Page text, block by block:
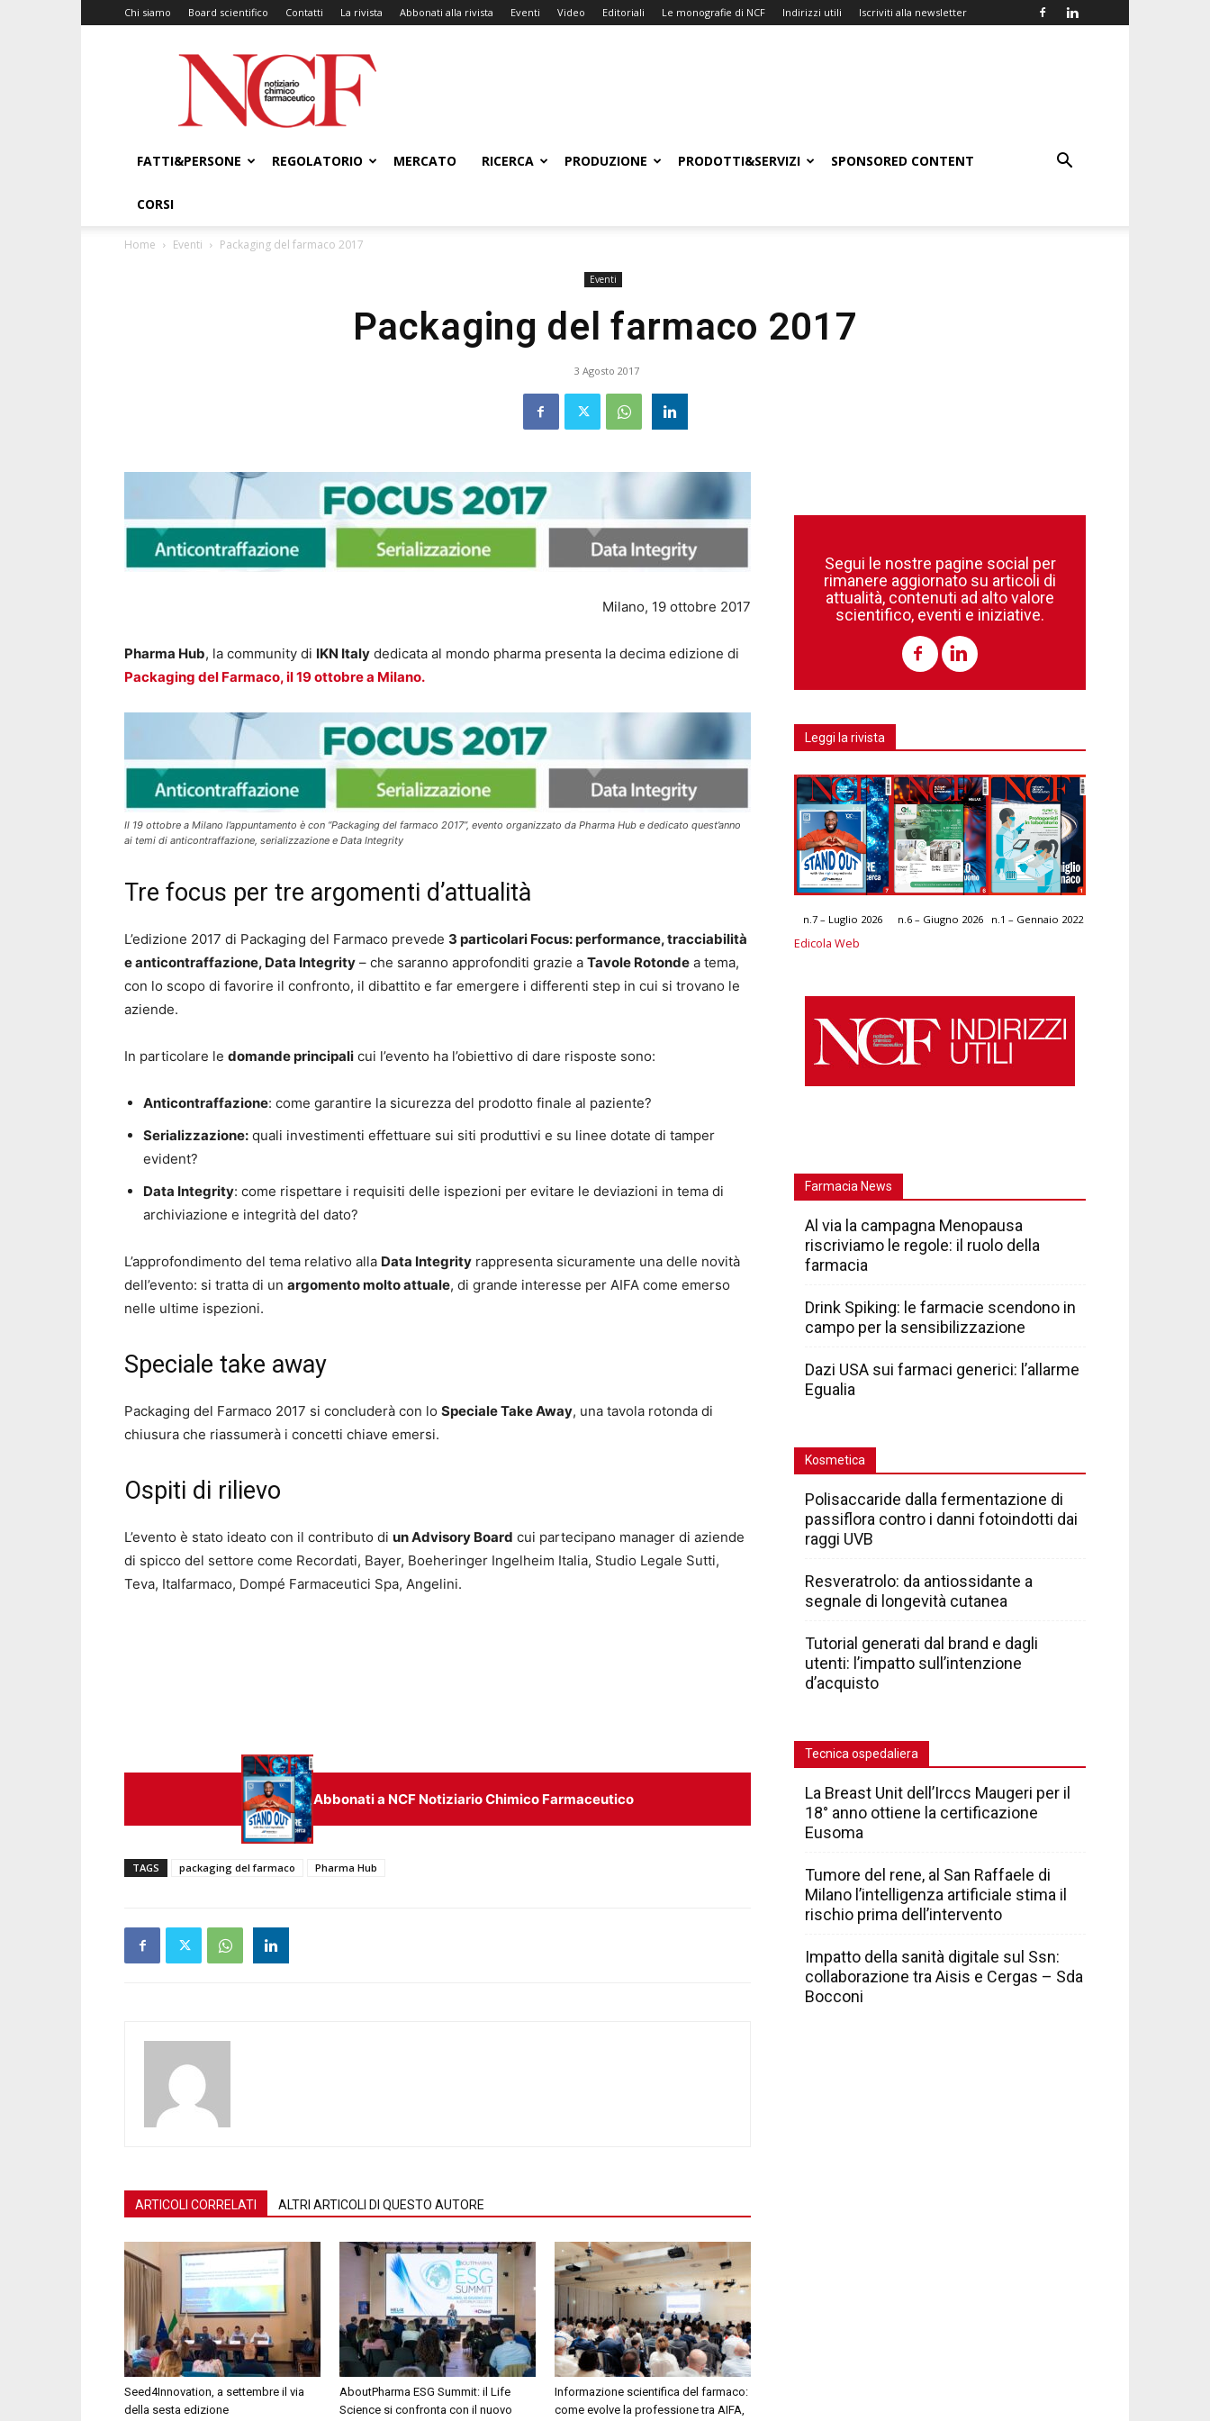
Chi siamo Board scientifico Contatti La rivista Abbonati alla rivista Eventi Video Editoriali Le monografie di NCF Indirizzi utili Iscriviti alla newsletter
NCF
–
Notiziario
Chimico
FATTI&PERSONE
REGOLATORIO MERCATO RICERCA PRODUZIONE PRODOTTI&SERVIZI SPONSORED CONTENT
CORSI
Home Eventi Packaging del farmaco 2017
Eventi
Packaging del farmaco 2017
3 Agosto 2017
Milano, 19 ottobre 2017
Pharma Hub, la community di IKN Italy dedicata al mondo pharma presenta la decima edizione di
Packaging del Farmaco, il 19 ottobre a Milano.
Il 19 ottobre a Milano l’appuntamento è con “Packaging del farmaco 2017”, evento organizzato da Pharma Hub e dedicato quest’anno
ai temi di anticontraffazione, serializzazione e Data Integrity
Tre focus per tre argomenti d’attualità
L’edizione 2017 di Packaging del Farmaco prevede 3 particolari Focus: performance, tracciabilità
e anticontraffazione, Data Integrity – che saranno approfonditi grazie a Tavole Rotonde a tema,
con lo scopo di favorire il confronto, il dibattito e far emergere i differenti step in cui si trovano le
aziende.
In particolare le domande principali cui l’evento ha l’obiettivo di dare risposte sono:
Anticontraffazione: come garantire la sicurezza del prodotto finale al paziente?
Serializzazione: quali investimenti effettuare sui siti produttivi e su linee dotate di tamper
evident?
Data Integrity: come rispettare i requisiti delle ispezioni per evitare le deviazioni in tema di
archiviazione e integrità del dato?
L’approfondimento del tema relativo alla Data Integrity rappresenta sicuramente una delle novità
dell’evento: si tratta di un argomento molto attuale, di grande interesse per AIFA come emerso
nelle ultime ispezioni.
Speciale take away
Packaging del Farmaco 2017 si concluderà con lo Speciale Take Away, una tavola rotonda di
chiusura che riassumerà i concetti chiave emersi.
Ospiti di rilievo
L’evento è stato ideato con il contributo di un Advisory Board cui partecipano manager di aziende
di spicco del settore come Recordati, Bayer, Boeheringer Ingelheim Italia, Studio Legale Sutti,
Teva, Italfarmaco, Dompé Farmaceutici Spa, Angelini.
Abbonati a NCF Notiziario Chimico Farmaceutico
TAGS packaging del farmaco Pharma Hub
ARTICOLI CORRELATI ALTRI ARTICOLI DI QUESTO AUTORE
Seed4Innovation, a settembre il via
della sesta edizione
AboutPharma ESG Summit: il Life
Science si confronta con il nuovo
Informazione scientifica del farmaco:
come evolve la professione tra AIFA,
Segui le nostre pagine social per
rimanere aggiornato su articoli di
attualità, contenuti ad alto valore
scientifico, eventi e iniziative.
Leggi la rivista
n.7 – Luglio 2026 n.6 – Giugno 2026 n.1 – Gennaio 2022
Edicola Web
Farmacia News
Al via la campagna Menopausa
riscriviamo le regole: il ruolo della
farmacia
Drink Spiking: le farmacie scendono in
campo per la sensibilizzazione
Dazi USA sui farmaci generici: l’allarme
Egualia
Kosmetica
Polisaccaride dalla fermentazione di
passiflora contro i danni fotoindotti dai
raggi UVB
Resveratrolo: da antiossidante a
segnale di longevità cutanea
Tutorial generati dal brand e dagli
utenti: l’impatto sull’intenzione
d’acquisto
Tecnica ospedaliera
La Breast Unit dell’Irccs Maugeri per il
18° anno ottiene la certificazione
Eusoma
Tumore del rene, al San Raffaele di
Milano l’intelligenza artificiale stima il
rischio prima dell’intervento
Impatto della sanità digitale sul Ssn:
collaborazione tra Aisis e Cergas – Sda
Bocconi